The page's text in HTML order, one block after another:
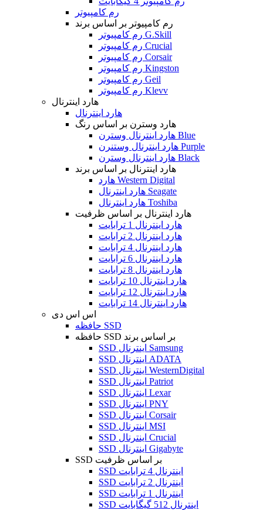
رم کامپیوتر
رم کامپیوتر بر اساس برند
رم کامپیوتر G.Skill
رم کامپیوتر Crucial
رم کامپیوتر Corsair
رم کامپیوتر Kingston
رم کامپیوتر Geil
رم کامپیوتر Klevv
هارد اینترنال
هارد اینترنال
هارد وسترن بر اساس رنگ
هارد اینترنال وسترن Blue
هارد اینترنال وستنرن Purple
هارد اینترنال وسترن Black
هارد اینترنال بر اساس برند
هارد Western Digital
هارد اینترنال Seagate
هارد اینترنال Toshiba
هارد اینترنال بر اساس ظرفیت
هارد اینترنال 1 ترابایت
هارد اینترنال 2 ترابایت
هارد اینترنال 4 ترابایت
هارد اینترنال 6 ترابایت
هارد اینترنال 8 ترابایت
هارد اینترنال 10 ترابایت
هارد اینترنال 12 ترابایت
هارد اینترنال 14 ترابایت
اس اس دی
حافظه SSD
حافظه SSD بر اساس برند
SSD اینترنال Samsung
SSD اینترنال ADATA
SSD اینترنال WesternDigital
SSD اینترنال Patriot
SSD اینترنال Lexar
SSD اینترنال PNY
SSD اینترنال Corsair
SSD اینترنال MSI
SSD اینترنال Crucial
SSD اینترنال Gigabyte
SSD بر اساس ظرفیت
SSD اینترنال 4 ترابایت
SSD اینترنال 2 ترابایت
SSD اینترنال 1 ترابایت
SSD اینترنال 512 گیگابایت